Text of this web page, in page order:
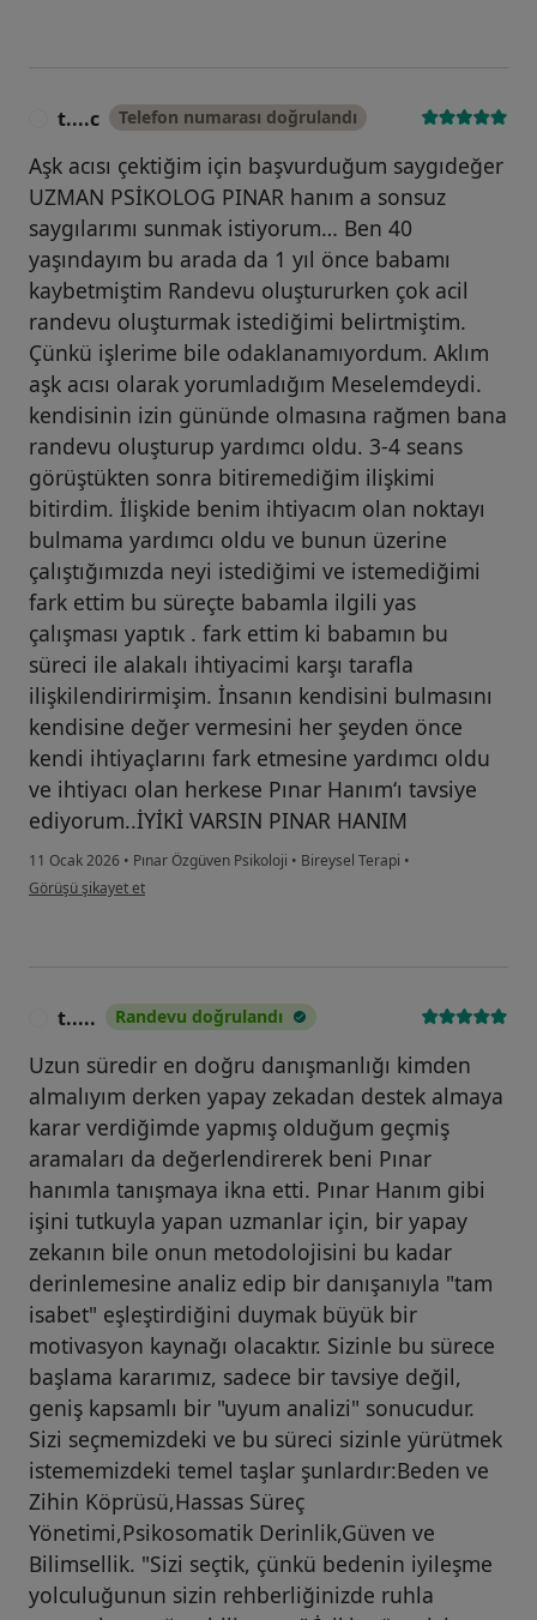
t....c Telefon numarası doğrulandı
Aşk acısı çektiğim için başvurduğum saygıdeğer
UZMAN PSİKOLOG PINAR hanım a sonsuz
saygılarımı sunmak istiyorum… Ben 40
yaşındayım bu arada da 1 yıl önce babamı
kaybetmiştim Randevu oluştururken çok acil
randevu oluşturmak istediğimi belirtmiştim.
Çünkü işlerime bile odaklanamıyordum. Aklım
aşk acısı olarak yorumladığım Meselemdeydi.
kendisinin izin gününde olmasına rağmen bana
randevu oluşturup yardımcı oldu. 3-4 seans
görüştükten sonra bitiremediğim ilişkimi
bitirdim. İlişkide benim ihtiyacım olan noktayı
bulmama yardımcı oldu ve bunun üzerine
çalıştığımızda neyi istediğimi ve istemediğimi
fark ettim bu süreçte babamla ilgili yas
çalışması yaptık . fark ettim ki babamın bu
süreci ile alakalı ihtiyacimi karşı tarafla
ilişkilendirirmişim. İnsanın kendisini bulmasını
kendisine değer vermesini her şeyden önce
kendi ihtiyaçlarını fark etmesine yardımcı oldu
ve ihtiyacı olan herkese Pınar Hanım‘ı tavsiye
ediyorum..İYİKİ VARSIN PINAR HANIM
11 Ocak 2026 • Pınar Özgüven Psikoloji • Bireysel Terapi •
kullanıcının görüşüne göre t....c
Görüşü şikayet et
t..... Randevu doğrulandı
Uzun süredir en doğru danışmanlığı kimden
almalıyım derken yapay zekadan destek almaya
karar verdiğimde yapmış olduğum geçmiş
aramaları da değerlendirerek beni Pınar
hanımla tanışmaya ikna etti. Pınar Hanım gibi
işini tutkuyla yapan uzmanlar için, bir yapay
zekanın bile onun metodolojisini bu kadar
derinlemesine analiz edip bir danışanıyla "tam
isabet" eşleştirdiğini duymak büyük bir
motivasyon kaynağı olacaktır. Sizinle bu sürece
başlama kararımız, sadece bir tavsiye değil,
geniş kapsamlı bir "uyum analizi" sonucudur.
Sizi seçmemizdeki ve bu süreci sizinle yürütmek
istememizdeki temel taşlar şunlardır:Beden ve
Zihin Köprüsü,Hassas Süreç
Yönetimi,Psikosomatik Derinlik,Güven ve
Bilimsellik. "Sizi seçtik, çünkü bedenin iyileşme
yolculuğunun sizin rehberliğinizde ruhla